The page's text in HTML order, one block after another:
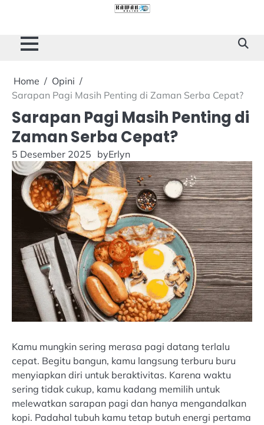
content
Home
Opini
Sarapan Pagi Masih Penting di Zaman Serba Cepat?
Sarapan Pagi Masih Penting di
Zaman Serba Cepat?
5 Desember 2025 byErlyn
Kamu mungkin sering merasa pagi datang terlalu
cepat. Begitu bangun, kamu langsung terburu buru
menyiapkan diri untuk beraktivitas. Karena waktu
sering tidak cukup, kamu kadang memilih untuk
melewatkan sarapan pagi dan hanya mengandalkan
kopi. Padahal tubuh kamu tetap butuh energi pertama